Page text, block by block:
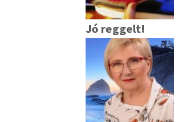
Jó reggelt!